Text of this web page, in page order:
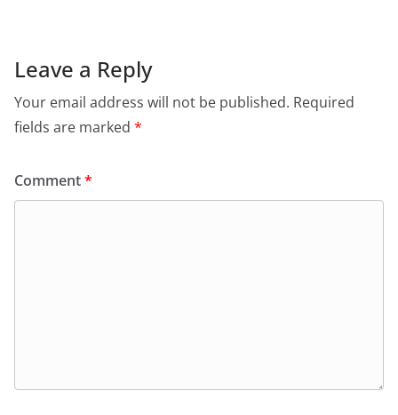
Leave a Reply
Your email address will not be published. Required
fields are marked *
Comment*